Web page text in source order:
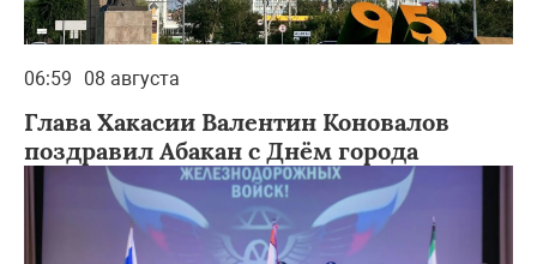
06:59 08 августа
Глава Хакасии Валентин Коновалов
поздравил Абакан с Днём города